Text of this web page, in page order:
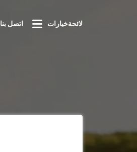
اتصل بنا لائحةخيارات